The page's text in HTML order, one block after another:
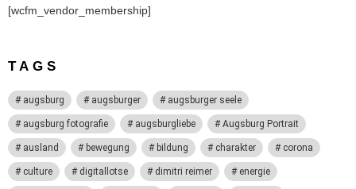
[wcfm_vendor_membership]
TAGS
augsburg augsburger augsburger seele
augsburg fotografie augsburgliebe Augsburg Portrait
ausland bewegung bildung charakter corona
culture digitallotse dimitri reimer energie